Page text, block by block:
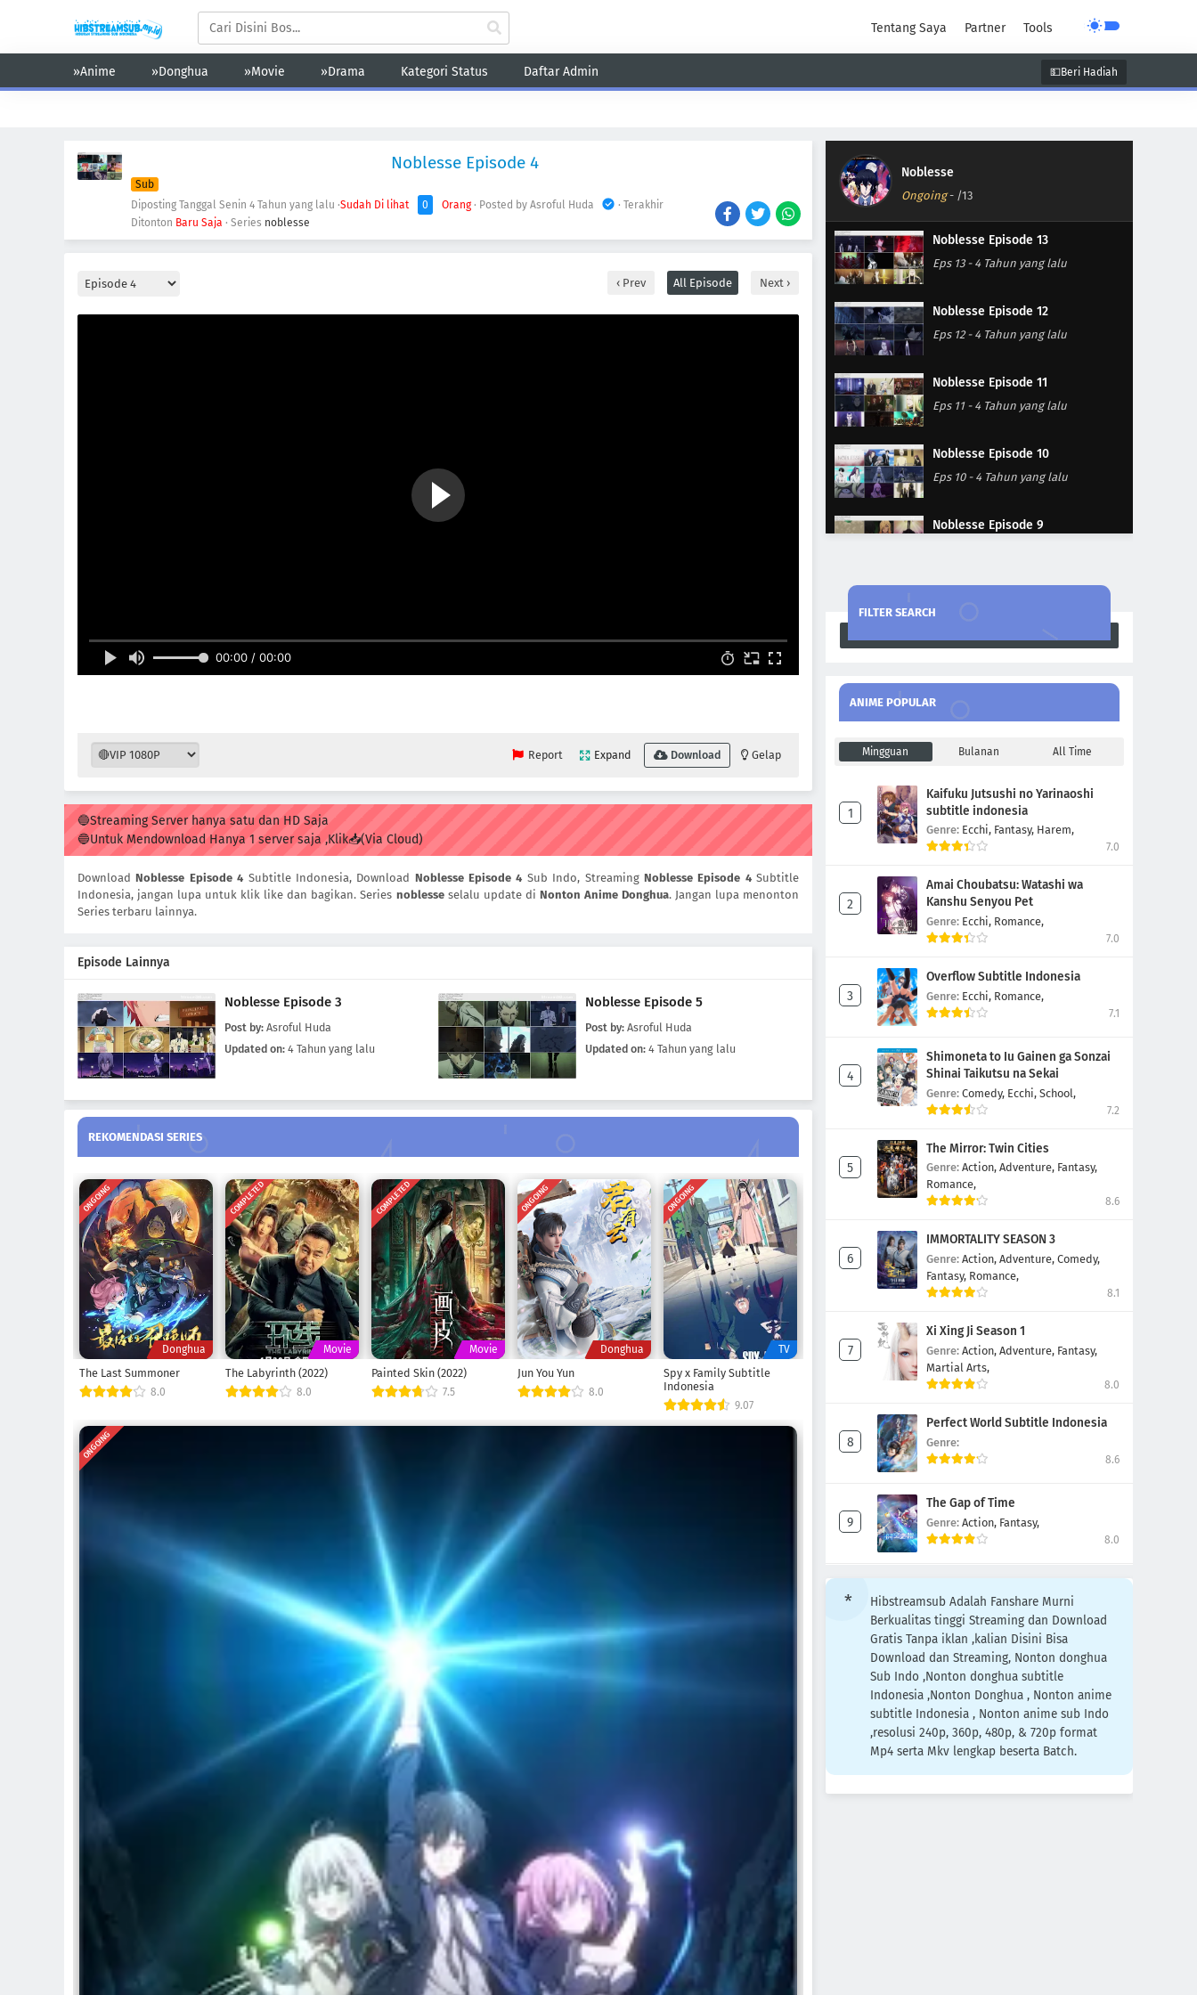
Tentang Saya Partner Tools
»Anime »Donghua »Movie »Drama Kategori Status Daftar Admin 💵Beri Hadiah
Noblesse Episode 4
Sub
Diposting Tanggal Senin 4 Tahun yang lalu ·Sudah Di lihat 0 Orang · Posted by Asroful Huda
· Terakhir
Ditonton Baru Saja · Series noblesse
Prev All Episode Next
Report Expand Download Gelap
🔵Streaming Server hanya satu dan HD Saja
🔵Untuk Mendownload Hanya 1 server saja ,Klik📥(Via Cloud)
DownloadNoblesse Episode 4 Subtitle Indonesia, Download Noblesse Episode 4 Sub Indo, Streaming Noblesse Episode 4Subtitle
Indonesia, jangan lupa untuk klik like dan bagikan. Series noblesseselalu update di Nonton Anime Donghua. Jangan lupa menonton
Series terbaru lainnya.
Episode Lainnya
Noblesse Episode 3
Post by: Asroful Huda
Updated on: 4 Tahun yang lalu
Noblesse Episode 5
Post by: Asroful Huda
Updated on: 4 Tahun yang lalu
REKOMENDASI SERIES
ONGOING
Donghua
The Last Summoner
8.0
COMPLETED
Movie
The Labyrinth (2022)
8.0
COMPLETED
Movie
Painted Skin (2022)
7.5
ONGOING
Donghua
Jun You Yun
8.0
ONGOING
TV
Spy x Family Subtitle
Indonesia
9.07
ONGOING
Noblesse
Ongoing- /13
Noblesse Episode 13
Eps 13- 4 Tahun yang lalu
Noblesse Episode 12
Eps 12- 4 Tahun yang lalu
Noblesse Episode 11
Eps 11- 4 Tahun yang lalu
Noblesse Episode 10
Eps 10- 4 Tahun yang lalu
Noblesse Episode 9
Eps 8
Noblesse Episode 5
Eps 5 -4 Tahun yang lalu
Noblesse Episode 4
Eps 4- 4 Tahun yang lalu
Eps 3-4 Tahun yang lalu
Noblesse Episode 1
Eps 1-4 Tahun yang lalu
FILTER SEARCH
ANIME POPULAR
Mingguan Bulanan All Time
Kaifuku Jutsushi no Yarinaoshi
subtitle indonesia
Genre: Ecchi, Fantasy, Harem,
7.0
Amai Choubatsu: Watashi wa
Kanshu Senyou Pet
Genre: Ecchi, Romance,
7.0
Overflow Subtitle Indonesia
Genre: Ecchi, Romance,
7.1
Shimoneta to Iu Gainen ga Sonzai
Shinai Taikutsu na Sekai
Genre: Comedy, Ecchi, School,
7.2
The Mirror: Twin Cities
Genre: Action, Adventure, Fantasy,
Romance,
8.6
IMMORTALITY SEASON 3
Genre: Action, Adventure, Comedy,
Fantasy, Romance,
8.1
Xi Xing Ji Season 1
Genre: Action, Adventure, Fantasy,
Martial Arts,
8.0
Perfect World Subtitle Indonesia
Genre:
8.6
The Gap of Time
Genre: Action, Fantasy,
8.0
Hibstreamsub Adalah Fanshare Murni
Berkualitas tinggi Streaming dan Download
Gratis Tanpa iklan ,kalian Disini Bisa
Download dan Streaming, Nonton donghua
Sub Indo ,Nonton donghua subtitle
Indonesia ,Nonton Donghua , Nonton anime
subtitle Indonesia , Nonton anime sub Indo
,resolusi 240p, 360p, 480p, & 720p format
Mp4 serta Mkv lengkap beserta Batch.